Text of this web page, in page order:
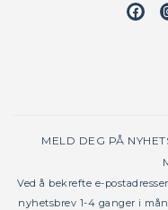
MELD DEG PÅ
Ved å bekrefte e-
nyhetsbrev 1-4 ganger i